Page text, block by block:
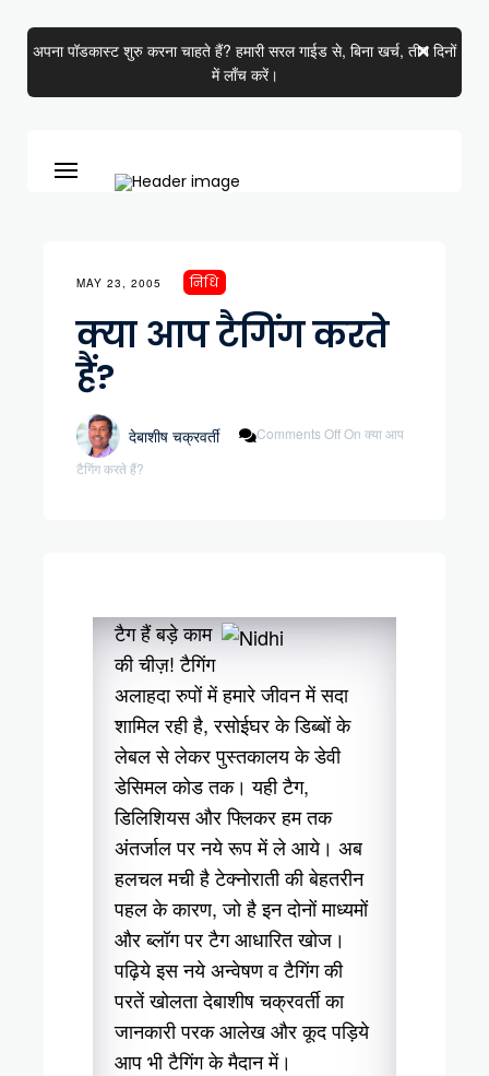
अपना पॉडकास्ट शुरु करना चाहते हैं? हमारी सरल गाईड से, बिना खर्च, तीन दिनों
में लाँच करें।
MAY 23, 2005 निधि
क्या आप टैगिंग करते
हैं?
देबाशीष चक्रवर्ती Comments OffOn क्या आप
टैगिंग करते हैं?
टैग हैं बड़े काम
की चीज़! टैगिंग
अलाहदा रुपों में हमारे जीवन में सदा
शामिल रही है, रसोईघर के डिब्बों के
लेबल से लेकर पुस्तकालय के डेवी
डेसिमल कोड तक। यही टैग,
डिलिशियस और फ्लिकर हम तक
अंतर्जाल पर नये रूप में ले आये। अब
हलचल मची है टेक्नोराती की बेहतरीन
पहल के कारण, जो है इन दोनों माध्यमों
और ब्लॉग पर टैग आधारित खोज।
पढ़िये इस नये अन्वेषण व टैगिंग की
परतें खोलता देबाशीष चक्रवर्ती का
जानकारी परक आलेख और कूद पड़िये
आप भी टैगिंग के मैदान में।